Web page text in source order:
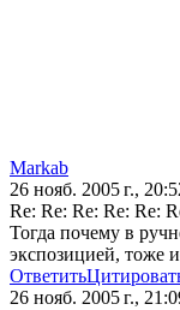
Markab
26 нояб. 2005 г.,
Re: Re: Re: Re: Re:
Тогда почему в
экспозицией, тоже
Ответить
26 нояб. 2005 г.,